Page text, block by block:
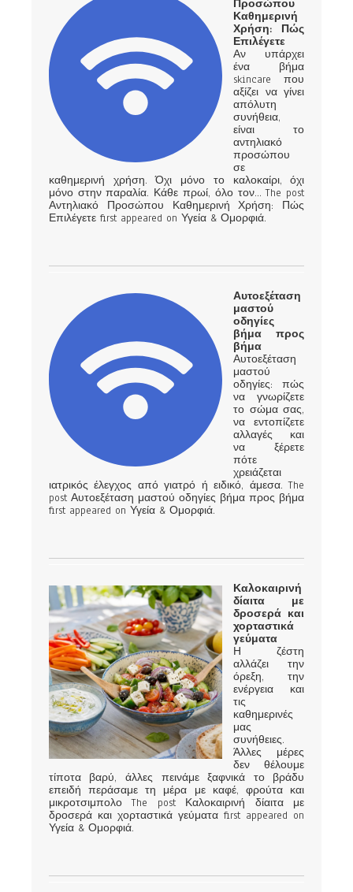
Προσώπου
Καθημερινή
Χρήση: Πώς
Επιλέγετε
Αν υπάρχει
ένα βήμα
skincare που
αξίζει να γίνει
απόλυτη
συνήθεια,
είναι το
αντηλιακό
προσώπου
σε
καθημερινή χρήση. Όχι μόνο το καλοκαίρι, όχι
μόνο στην παραλία. Κάθε πρωί, όλο τον… The post
Αντηλιακό Προσώπου Καθημερινή Χρήση: Πώς
Επιλέγετε first appeared on Υγεία & Ομορφιά.
Αυτοεξέταση
μαστού
οδηγίες
βήμα προς
βήμα
Αυτοεξέταση
μαστού
οδηγίες: πώς
να γνωρίζετε
το σώμα σας,
να εντοπίζετε
αλλαγές και
να ξέρετε
πότε
χρειάζεται
ιατρικός έλεγχος από γιατρό ή ειδικό, άμεσα. The
post Αυτοεξέταση μαστού οδηγίες βήμα προς βήμα
first appeared on Υγεία & Ομορφιά.
Καλοκαιρινή
δίαιτα με
δροσερά και
χορταστικά
γεύματα
Η ζέστη
αλλάζει την
όρεξη, την
ενέργεια και
τις
καθημερινές
μας
συνήθειες.
Άλλες μέρες
δεν θέλουμε
τίποτα βαρύ, άλλες πεινάμε ξαφνικά το βράδυ
επειδή περάσαμε τη μέρα με καφέ, φρούτα και
μικροτσιμπολο The post Καλοκαιρινή δίαιτα με
δροσερά και χορταστικά γεύματα first appeared on
Υγεία & Ομορφιά.